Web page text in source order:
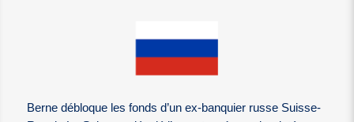
Berne débloque les fonds d’un ex-banquier russe Suisse-